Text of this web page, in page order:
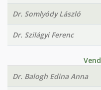
Dr. Somlyódy László
Dr. Szilágyi Ferenc
Dr. Balogh Edina Anna